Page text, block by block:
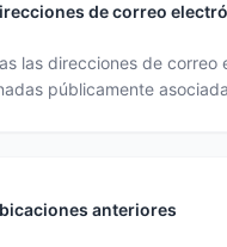
de correo
las direcciones de correo
públicamente
anteriores